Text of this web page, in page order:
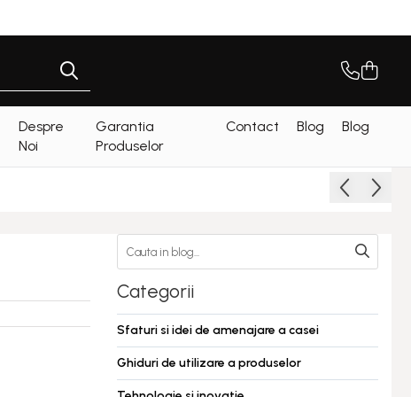
Despre
Noi
Garantia
Produselor
Contact Blog Blog
Categorii
Sfaturi si idei de amenajare a casei
Ghiduri de utilizare a produselor